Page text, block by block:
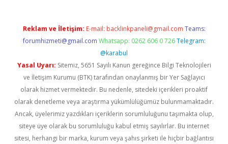
Reklam ve İletişim: E-mail: backlinkpaneli@gmail.com Teams:
forumhizmeti@gmail.com Whatsapp: 0262 606 0 726 Telegram:
@karabul
Yasal Uyarı: Sitemiz, 5651 Sayılı Kanun gereğince Bilgi Teknolojileri
ve İletişim Kurumu (BTK) tarafından onaylanmış bir Yer Sağlayıcı
olarak hizmet vermektedir. Bu nedenle, sitedeki içerikleri proaktif
olarak denetleme veya araştırma yükümlülüğümüz bulunmamaktadır.
Ancak, üyelerimiz yazdıkları içeriklerin sorumluluğunu taşımakta olup,
siteye üye olarak bu sorumluluğu kabul etmiş sayılırlar. Bu internet
sitesi, herhangi bir marka, kurum veya şahıs şirketi ile hiçbir bağlantısı